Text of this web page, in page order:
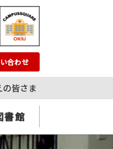
合わせ
の皆さま
書館